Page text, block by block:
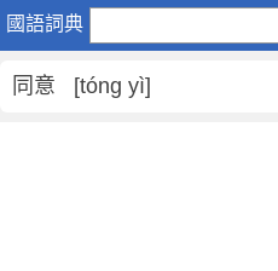
國語詞典
同
是
什同意 [tóng yì]